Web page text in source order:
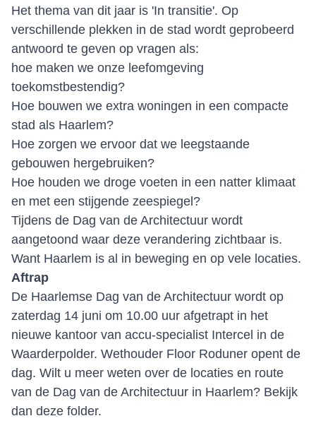
Het thema van dit jaar is 'In transitie'. Op
verschillende plekken in de stad wordt geprobeerd
antwoord te geven op vragen als:
hoe maken we onze leefomgeving
toekomstbestendig?
Hoe bouwen we extra woningen in een compacte
stad als Haarlem?
Hoe zorgen we ervoor dat we leegstaande
gebouwen hergebruiken?
Hoe houden we droge voeten in een natter klimaat
en met een stijgende zeespiegel?
Tijdens de Dag van de Architectuur wordt
aangetoond waar deze verandering zichtbaar is.
Want Haarlem is al in beweging en op vele locaties.
Aftrap
De Haarlemse Dag van de Architectuur wordt op
zaterdag 14 juni om 10.00 uur afgetrapt in het
nieuwe kantoor van accu-specialist Intercel in de
Waarderpolder. Wethouder Floor Roduner opent de
dag. Wilt u meer weten over de locaties en route
van de Dag van de Architectuur in Haarlem? Bekijk
dan deze folder.